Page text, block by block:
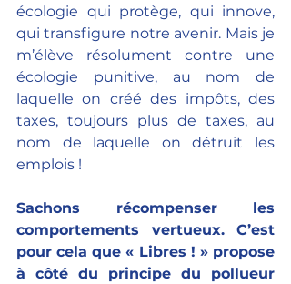
écologie qui protège, qui innove,
qui transfigure notre avenir. Mais je
m’élève résolument contre une
écologie punitive, au nom de
laquelle on créé des impôts, des
taxes, toujours plus de taxes, au
nom de laquelle on détruit les
emplois !
Sachons récompenser les
comportements vertueux. C’est
pour cela que « Libres ! » propose
à côté du principe du pollueur